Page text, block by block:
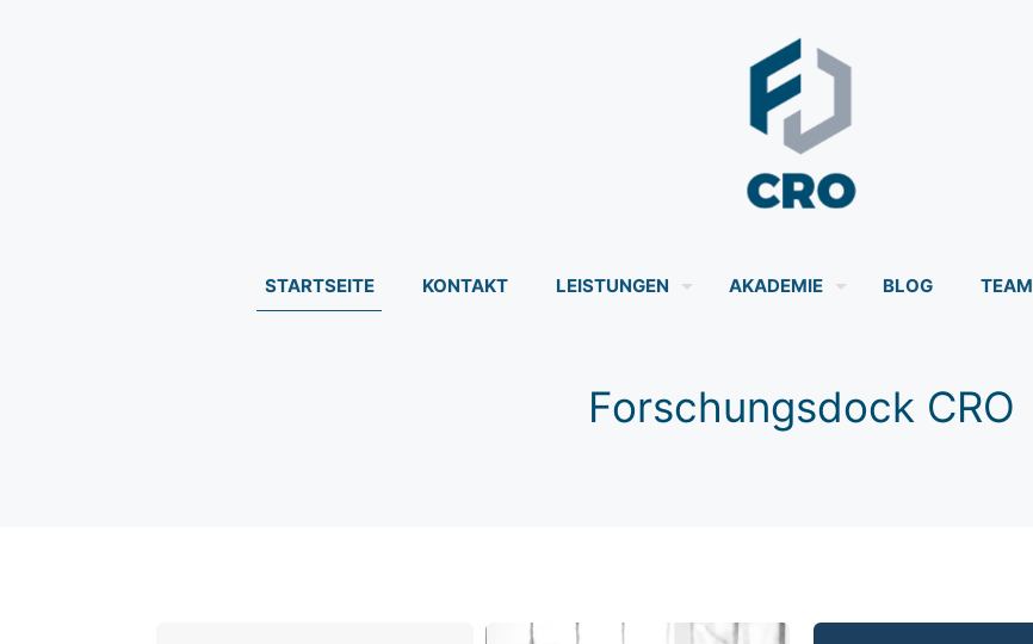
STARTSEITE KONTAKT LEISTUNGEN AKADEMIE BLOG TEAM
Forschungsdock CRO